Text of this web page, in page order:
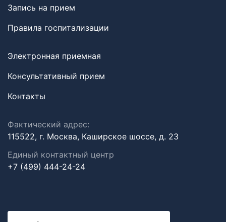
Запись на прием
Правила госпитализации
Электронная приемная
Консультативный прием
Контакты
Фактический адрес:
115522, г. Москва, Каширское шоссе, д. 23
Единый контактный центр
+7 (499) 444-24-24